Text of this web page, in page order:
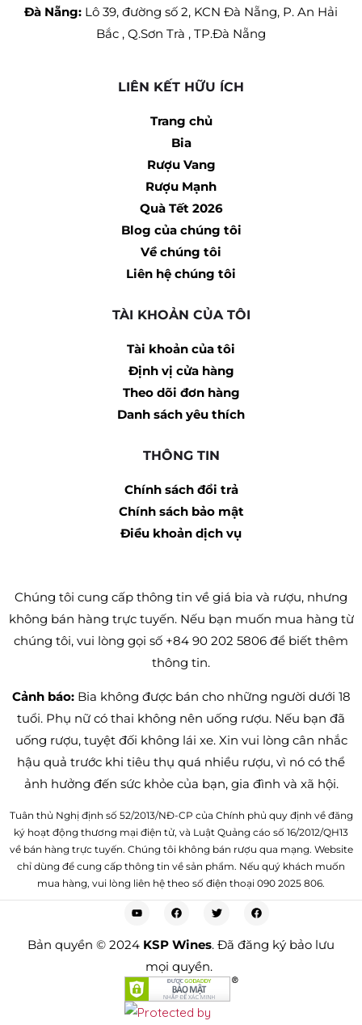
Đà Nẵng: Lô 39, đường số 2, KCN Đà Nẵng, P. An Hải
Bắc , Q.Sơn Trà , TP.Đà Nẵng
LIÊN KẾT HỮU ÍCH
Trang chủ
Bia
Rượu Vang
Rượu Mạnh
Quà Tết 2026
Blog của chúng tôi
Về chúng tôi
Liên hệ chúng tôi
TÀI KHOẢN CỦA TÔI
Tài khoản của tôi
Định vị cửa hàng
Theo dõi đơn hàng
Danh sách yêu thích
THÔNG TIN
Chính sách đổi trả
Chính sách bảo mật
Điều khoản dịch vụ
Chúng tôi cung cấp thông tin về giá bia và rượu, nhưng
không bán hàng trực tuyến. Nếu bạn muốn mua hàng từ
chúng tôi, vui lòng gọi số +84 90 202 5806 để biết thêm
thông tin.
Cảnh báo:Bia không được bán cho những người dưới 18
tuổi. Phụ nữ có thai không nên uống rượu. Nếu bạn đã
uống rượu, tuyệt đối không lái xe. Xin vui lòng cân nhắc
hậu quả trước khi tiêu thụ quá nhiều rượu, vì nó có thể
ảnh hưởng đến sức khỏe của bạn, gia đình và xã hội.
Tuân thủ Nghị định số 52/2013/NĐ-CP của Chính phủ quy định về đăng
ký hoạt động thương mại điện tử, và Luật Quảng cáo số 16/2012/QH13
về bán hàng trực tuyến. Chúng tôi không bán rượu qua mạng. Website
chỉ dùng để cung cấp thông tin về sản phẩm. Nếu quý khách muốn
mua hàng, vui lòng liên hệ theo số điện thoại 090 2025 806.
Bản quyền © 2024 KSP Wines. Đã đăng ký bảo lưu
mọi quyền.